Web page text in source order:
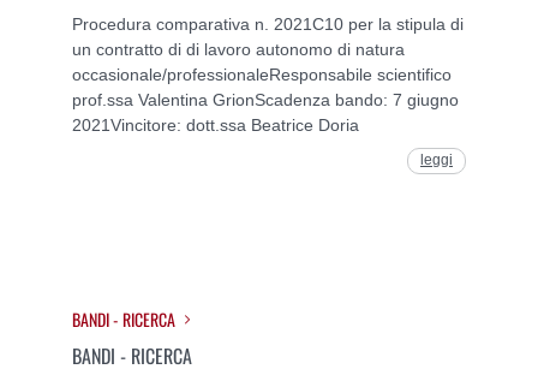
Procedura comparativa n. 2021C10 per la stipula di
un contratto di di lavoro autonomo di natura
occasionale/professionaleResponsabile scientifico
prof.ssa Valentina GrionScadenza bando: 7 giugno
2021Vincitore: dott.ssa Beatrice Doria
leggi
BANDI - RICERCA
BANDI - RICERCA